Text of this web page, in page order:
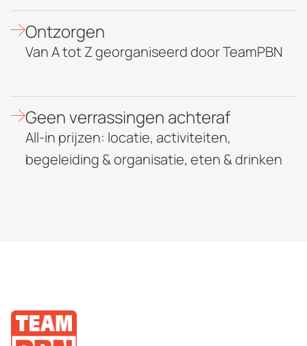
Ontzorgen
Van A tot Z georganiseerd door TeamPBN
Geen verrassingen achteraf
All-in prijzen: locatie, activiteiten,
begeleiding & organisatie, eten & drinken